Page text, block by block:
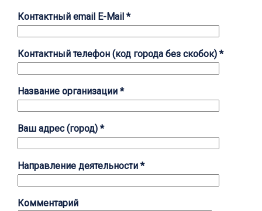
Контактный email E-Mail *
Контактный телефон (код города без скобок) *
Название организации *
Ваш адрес (город) *
Направление деятельности *
Комментарий